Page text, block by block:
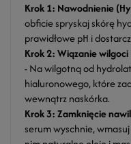
Krok 1: Nawodnienie
obficie spryskaj skórę
prawidłowe pH i
Krok 2: Wiązanie
- Na wilgotną od
hialuronowego, które
wewnątrz naskórka.
Krok 3: Zamknięcie
serum wyschnie,